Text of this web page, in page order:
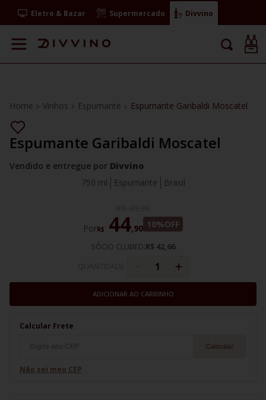
Eletro & Bazar Supermercado Divvino
Vinhos Espumante Espumante Garibaldi Moscatel
Espumante Garibaldi Moscatel
Vendido e entregue por Divvino
Espumante
Brasil
750 ml
PorR$ 44,90 10%OFF
SÓCIO CLUBED:R$ 42,66
ADICIONAR AO CARRINHO
Calcular Frete
Calcular
Não sei meu CEP